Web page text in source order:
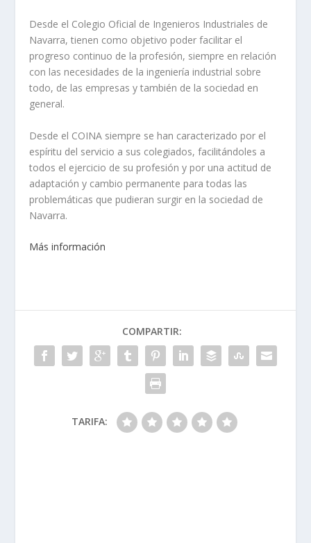
Desde el Colegio Oficial de Ingenieros Industriales de
Navarra, tienen como objetivo poder facilitar el
progreso continuo de la profesión, siempre en relación
con las necesidades de la ingeniería industrial sobre
todo, de las empresas y también de la sociedad en
general.
Desde el COINA siempre se han caracterizado por el
espíritu del servicio a sus colegiados, facilitándoles a
todos el ejercicio de su profesión y por una actitud de
adaptación y cambio permanente para todas las
problemáticas que pudieran surgir en la sociedad de
Navarra.
Más información
COMPARTIR:
TARIFA: